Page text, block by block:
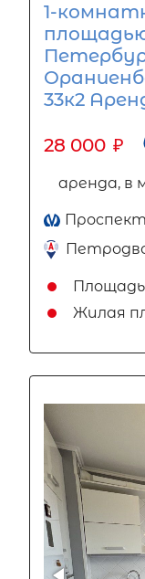
1-
33к2
28 000 ₽
аренда, в
Площадь
Жилая